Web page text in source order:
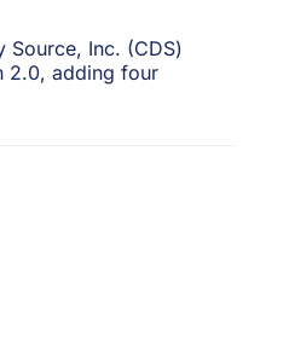
Source, Inc. (CDS)
2.0, adding four